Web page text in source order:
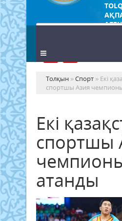
Толқын »Спорт » Екі
спортшы Азия
Екі
спортшы
атанды